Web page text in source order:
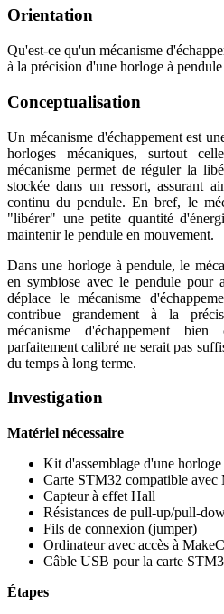
Orientation
Qu'est-ce qu'un mécanisme
à la précision d'une horloge à pendule
Conceptualisation
Un mécanisme d'échappement est
horloges mécaniques, surtout
mécanisme permet de réguler la
stockée dans un ressort, assurant
continu du pendule. En bref, le
"libérer" une petite quantité
maintenir le pendule en mouvement.
Dans une horloge à pendule, le
en symbiose avec le pendule pour
déplace le mécanisme
contribue grandement à la
mécanisme d'échappement
parfaitement calibré ne serait pas
du temps à long terme.
Investigation
Matériel nécessaire
Kit d'assemblage d'une
Carte STM32 compatible avec
Capteur à effet Hall
Résistances de pull-up/pull-
Fils de connexion (jumper)
Ordinateur avec accès à
Câble USB pour la carte
Étapes